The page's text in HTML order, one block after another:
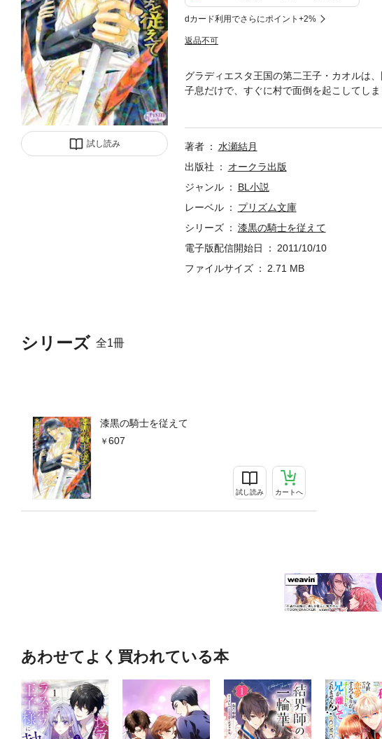
試し読み
dカード利用でさらにポイント+2%
返品不可
シリーズ 全1冊
漆黒の騎士を従えて
607
試し読み カートへ
グラディエスタ王国の第二王子・カオルは
子息だけで、すぐに村で面倒を起こしてし
た。その夜、カオルは宿で賊に襲われるが
著者
水瀬結月
出版社
オークラ出版
ジャンル
BL小説
レーベル
プリズム文庫
シリーズ
漆黒の騎士を従えて
電子版配信開始日
2011/10/10
ファイルサイズ
2.71 MB
あわせてよく買われている本